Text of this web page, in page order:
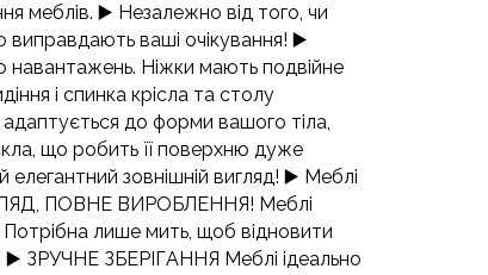
меблів. ▶️ Незалежно від того, чи
виправдають ваші очікування! ▶️
навантажень. Ніжки мають подвійне
і спинка крісла та столу
адаптується до форми вашого тіла,
що робить її поверхню дуже
елегантний зовнішній вигляд! ▶️ Меблі
ПОВНЕ ВИРОБЛЕННЯ! Меблі
Потрібна лише мить, щоб відновити
▶️ ЗРУЧНЕ ЗБЕРІГАННЯ Меблі ідеально